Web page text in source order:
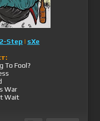
2-Step | sXe
To Fool?
War
Wait